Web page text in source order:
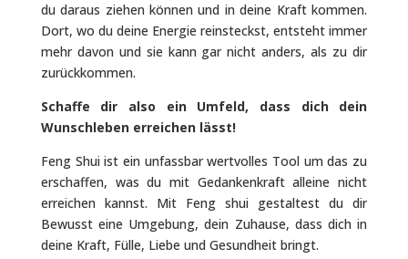
du daraus ziehen können und in deine Kraft kommen.
Dort, wo du deine Energie reinsteckst, entsteht immer
mehr davon und sie kann gar nicht anders, als zu dir
zurückkommen.
Schaffe dir also ein Umfeld, dass dich dein
Wunschleben erreichen lässt!
Feng Shui ist ein unfassbar wertvolles Tool um das zu
erschaffen, was du mit Gedankenkraft alleine nicht
erreichen kannst. Mit Feng shui gestaltest du dir
Bewusst eine Umgebung, dein Zuhause, dass dich in
deine Kraft, Fülle, Liebe und Gesundheit bringt.